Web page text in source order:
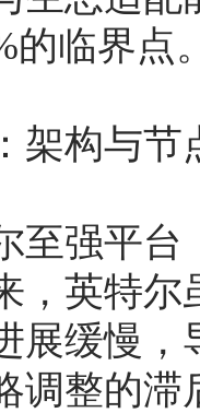
的临界点
架构与节
至强平
，英特
展缓慢
调整的